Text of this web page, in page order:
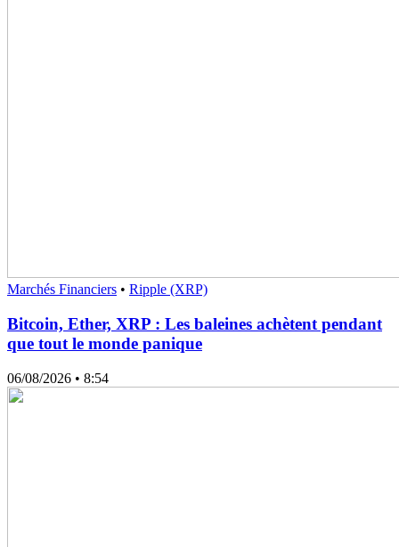
Marchés Financiers • Ripple (XRP)
Bitcoin, Ether, XRP : Les baleines achètent pendant
que tout le monde panique
06/08/2026 • 8:54